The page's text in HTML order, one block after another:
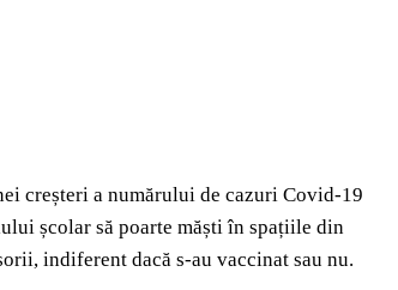
creșteri a numărului de cazuri Covid-19
școlar să poarte măști în spațiile din
indiferent dacă s-au vaccinat sau nu.